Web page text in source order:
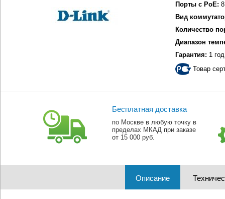
Порты с PoE: 8
Вид
Количество
Диапазон
Гарантия: 1 год
Товар
Бесплатная доставка
по Москве в любую точку в
пределах МКАД при заказе
от 15 000 руб.
Описание